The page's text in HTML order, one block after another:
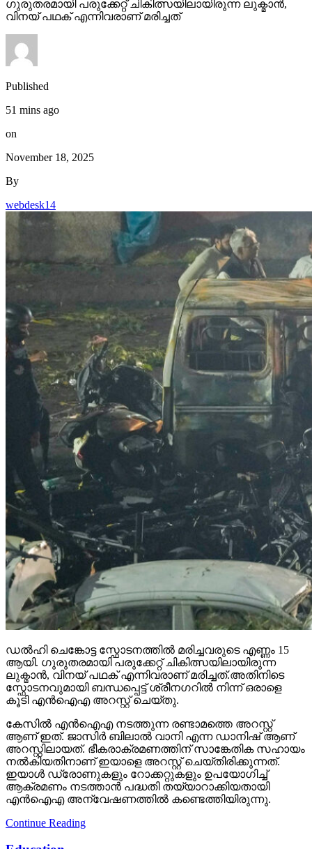
51 mins ago
on
November 18, 2025
By
webdesk14
ഡൽഹി ചെങ്കോട്ട സ്ഫോടനത്തിൽ മരിച്ചവരുടെ എണ്ണം 15
ആയി. ഗുരുതരമായി പരുക്കേറ്റ് ചികിത്സയിലായിരുന്ന
ലുക്മാൻ, വിനയ് പഥക് എന്നിവരാണ് മരിച്ചത്.അതിനിടെ
സ്ഫോടനവുമായി ബന്ധപ്പെട്ട് ശ്രീനഗറിൽ നിന്ന് ഒരാളെ
കൂടി എൻഐഎ അറസ്റ്റ് ചെയ്തു.
കേസിൽ എൻഐഎ നടത്തുന്ന രണ്ടാമത്തെ അറസ്റ്റ്
അറസ്റ്റിലായത്. ഭീകരാക്രമണത്തിന് സാങ്കേതിക സഹായം
നൽകിയതിനാണ് ഇയാളെ അറസ്റ്റ് ചെയ്തിരിക്കുന്നത്.
ഇയാൾ ഡ്രോണുകളും റോക്കറ്റുകളും ഉപയോഗിച്ച്
ആക്രമണം നടത്താൻ പദ്ധതി തയ്യാറാക്കിയതായി
എൻഐഎ അന്വേഷണത്തിൽ കണ്ടെത്തിയിരുന്നു.
Continue Reading
Education
എസ്എസ്എല്‍സി പരീക്ഷ
രജിസ്ട്രേഷന്‍ ഇന്ന്
ആരംഭിക്കും